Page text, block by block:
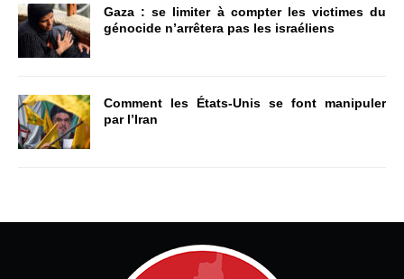
Gaza : se limiter à compter les victimes du
génocide n’arrêtera pas les israéliens
Comment les États-Unis se font manipuler
par l’Iran